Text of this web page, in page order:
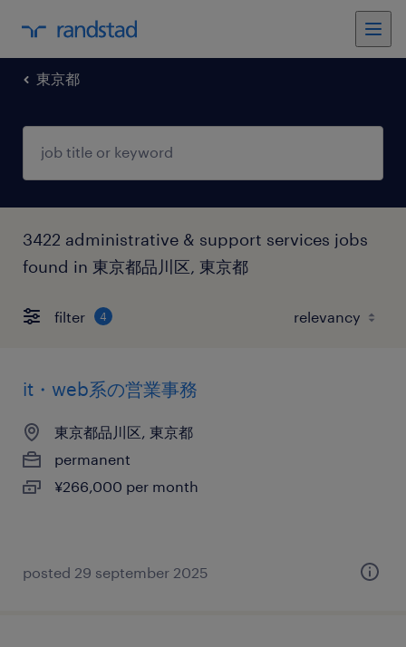
東京都
3422 administrative & support services jobs
found in 東京都品川区, 東京都
filter 4
it・web系の営業事務
東京都品川区, 東京都
permanent
¥266,000 per month
posted 29 september 2025